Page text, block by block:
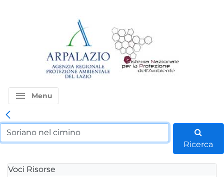
menu Menu
Ricerca
Voci Risorse